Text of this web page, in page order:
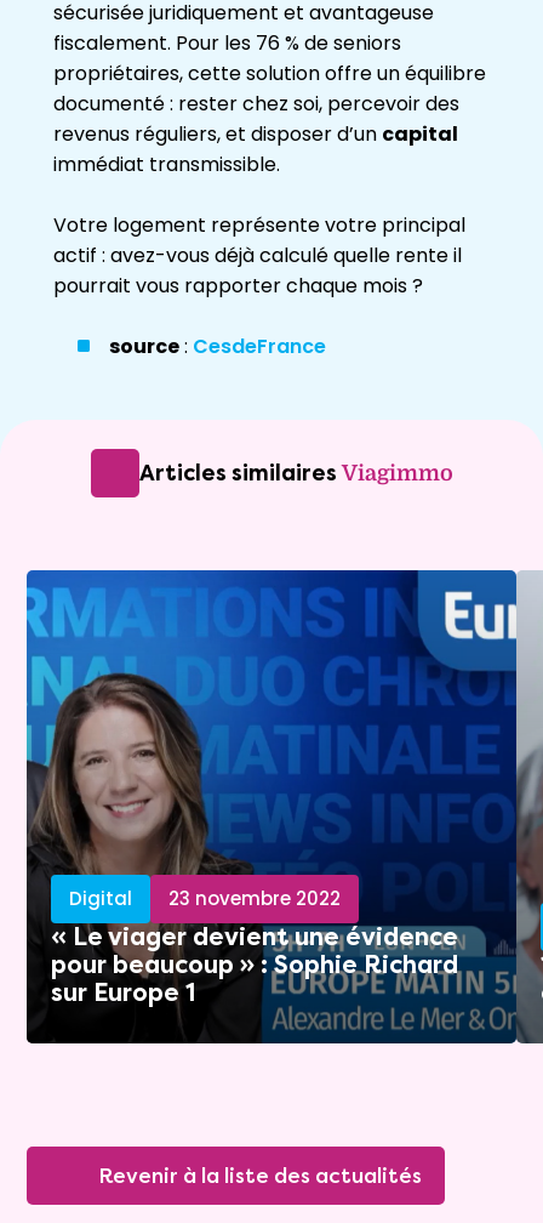
sécurisée juridiquement et avantageuse
fiscalement. Pour les 76 % de seniors
propriétaires, cette solution offre un équilibre
documenté : rester chez soi, percevoir des
revenus réguliers, et disposer d’un capital
immédiat transmissible.
Votre logement représente votre principal
actif : avez-vous déjà calculé quelle rente il
pourrait vous rapporter chaque mois ?
source: CesdeFrance
Articles similairesViagimmo
Digital 23 novembre 2022
« Le viager devient une évidence
pour beaucoup » : Sophie Richard
sur Europe 1
Revenir à la liste des actualités